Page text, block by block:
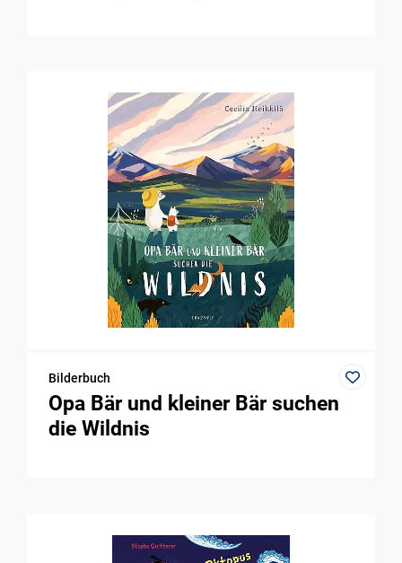
Bilderbuch
Opa Bär und kleiner Bär suchen
die Wildnis